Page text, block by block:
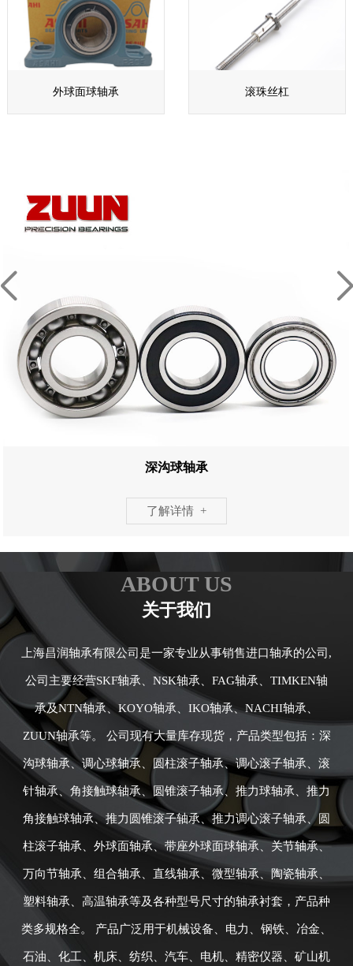
外球面球轴承 滚珠丝杠
深沟球轴承
了解详情 +
ABOUT US
关于我们
上海昌润轴承有限公司是一家专业从事销售进口轴承的公司,
公司主要经营SKF轴承、NSK轴承、FAG轴承、TIMKEN轴
承及NTN轴承、KOYO轴承、IKO轴承、NACHI轴承、
ZUUN轴承等。 公司现有大量库存现货，产品类型包括：深
沟球轴承、调心球轴承、圆柱滚子轴承、调心滚子轴承、滚
针轴承、角接触球轴承、圆锥滚子轴承、推力球轴承、推力
角接触球轴承、推力圆锥滚子轴承、推力调心滚子轴承、圆
柱滚子轴承、外球面轴承、带座外球面球轴承、关节轴承、
万向节轴承、组合轴承、直线轴承、微型轴承、陶瓷轴承、
塑料轴承、高温轴承等及各种型号尺寸的轴承衬套，产品种
类多规格全。 产品广泛用于机械设备、电力、钢铁、冶金、
石油、化工、机床、纺织、汽车、电机、精密仪器、矿山机